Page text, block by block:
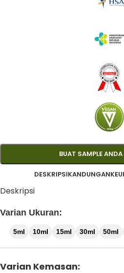
BUAT SAMPLE
DESKRIPSIKANDUNGAN
Deskripsi
Varian Ukuran:
5ml 10ml 15ml 30ml 50ml
Varian Kemasan: